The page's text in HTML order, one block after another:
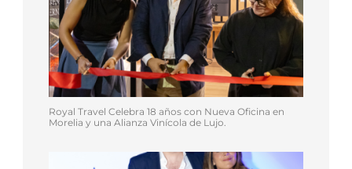
Royal Travel Celebra 18 años con Nueva Oficina en
Morelia y una Alianza Vinícola de Lujo.